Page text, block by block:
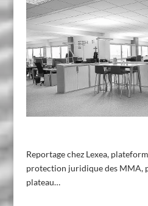
Reportage chez Lexea,
protection juridique des MMA,
plateau…